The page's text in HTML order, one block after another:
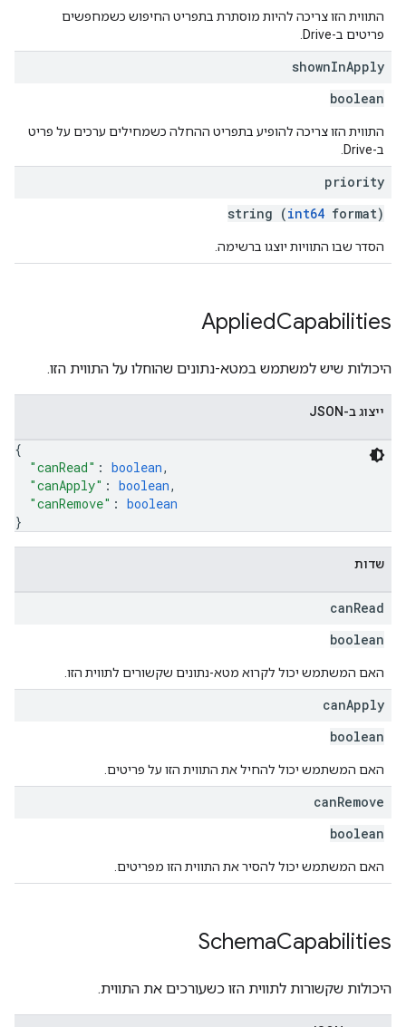
התווית הזו צריכה להיות מוסתרת בתפריט החיפוש כשמחפשים
פריטים ב-Drive.
shownInApply
boolean
התווית הזו צריכה להופיע בתפריט ההחלה כשמחילים ערכים על פריט
ב-Drive.
priority
string (int64 format)
הסדר שבו התוויות יוצגו ברשימה.
AppliedCapabilities
היכולות שיש למשתמש במטא-נתונים שהוחלו על התווית הזו.
ייצוג ב-JSON
{
"canRead" : boolean,
"canApply" : boolean,
"canRemove" : boolean
}
שדות
canRead
boolean
האם המשתמש יכול לקרוא מטא-נתונים שקשורים לתווית הזו.
canApply
boolean
האם המשתמש יכול להחיל את התווית הזו על פריטים.
canRemove
boolean
האם המשתמש יכול להסיר את התווית הזו מפריטים.
SchemaCapabilities
היכולות שקשורות לתווית הזו כשעורכים את התווית.